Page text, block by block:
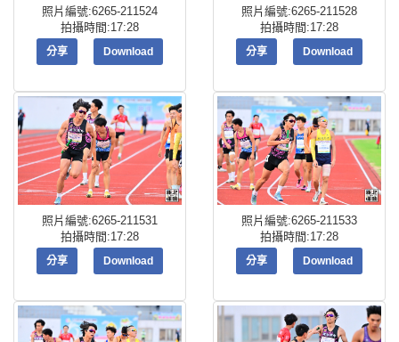
照片編號:6265-211524
拍攝時間:17:28
分享 Download
照片編號:6265-211528
拍攝時間:17:28
分享 Download
照片編號:6265-211531
拍攝時間:17:28
分享 Download
照片編號:6265-211533
拍攝時間:17:28
分享 Download